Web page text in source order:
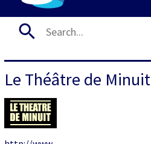
Le Théâtre de Minuit